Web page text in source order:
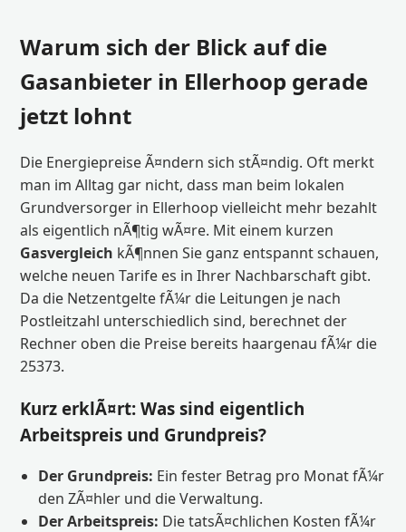
Warum sich der Blick auf die
Gasanbieter in Ellerhoop gerade
jetzt lohnt
Die Energiepreise Ã¤ndern sich stÃ¤ndig. Oft merkt
man im Alltag gar nicht, dass man beim lokalen
Grundversorger in Ellerhoop vielleicht mehr bezahlt
als eigentlich nÃ¶tig wÃ¤re. Mit einem kurzen
Gasvergleich kÃ¶nnen Sie ganz entspannt schauen,
welche neuen Tarife es in Ihrer Nachbarschaft gibt.
Da die Netzentgelte fÃ¼r die Leitungen je nach
Postleitzahl unterschiedlich sind, berechnet der
Rechner oben die Preise bereits haargenau fÃ¼r die
25373.
Kurz erklÃ¤rt: Was sind eigentlich
Arbeitspreis und Grundpreis?
Der Grundpreis: Ein fester Betrag pro Monat fÃ¼r
den ZÃ¤hler und die Verwaltung.
Der Arbeitspreis: Die tatsÃ¤chlichen Kosten fÃ¼r